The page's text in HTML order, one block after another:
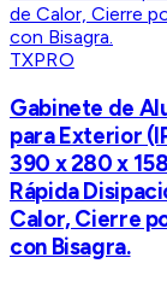
TXPRO
Gabinete de
para Exterior
390 x 280 x
Rápida
Calor, Cierre
con Bisagra.